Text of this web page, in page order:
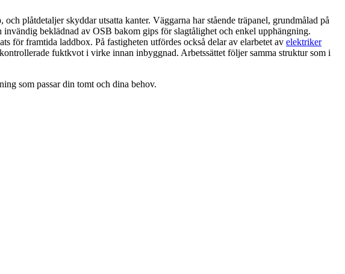
plåtdetaljer skyddar utsatta kanter. Väggarna har stående träpanel, grundmålad på
beklädnad av OSB bakom gips för slagtålighet och enkel upphängning.
för framtida laddbox. På fastigheten utfördes också delar av elarbetet av elektriker
fuktkvot i virke innan inbyggnad. Arbetssättet följer samma struktur som i
som passar din tomt och dina behov.